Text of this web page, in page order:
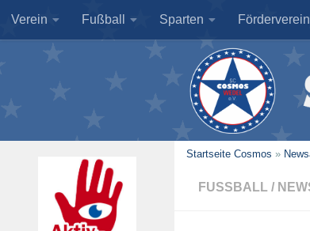
Zum Inhalt springen
Verein Fußball Sparten Förderverein
Startseite Cosmos »
FUSSBALL /